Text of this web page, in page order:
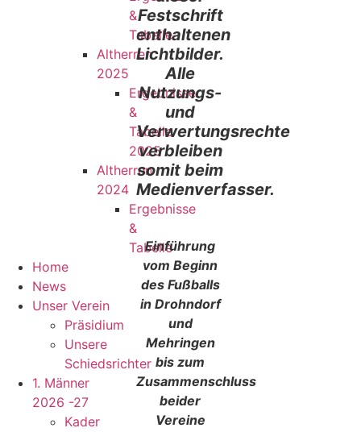
&
Tabelle
Altherren
2025
Ergebnisse
&
Tabelle
2025
Altherren
2024
Ergebnisse
&
Tabelle
Home
News
Unser Verein
Präsidium
Unsere
Schiedsrichter
1. Männer
2026 -27
Kader
Festschrift
enthaltenen
Lichtbilder.
Alle
Nutzungs-
und
Verwertungsrechte
verbleiben
somit beim
Medienverfasser.
Einführung
vom Beginn
des Fußballs
in Drohndorf
und
Mehringen
bis zum
Zusammenschluss
beider
Vereine